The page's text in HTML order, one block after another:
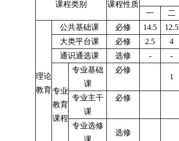
课程类别 课程性质
一
二
理论
教育
公共基础课 必修 14.5 12.5
大类平台课
必修 2.5 4
通识通选课
选修 - -
专业
教育
课程
专业基础
课
必修
1
专业主干
课
必修
专业选修
选修